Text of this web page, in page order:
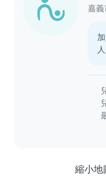
嘉
縮小地